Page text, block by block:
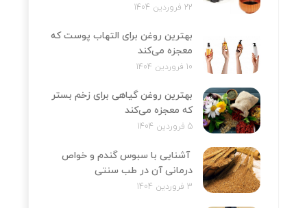
22 فروردین 1404
بهترین روغن برای التهاب پوست که
معجزه می‌کند
10 فروردین 1404
بهترین روغن گیاهی برای زخم بستر
که معجزه می‌کند
5 فروردین 1404
آشنایی با سبوس گندم و خواص
درمانی آن در طب سنتی
3 فروردین 1404